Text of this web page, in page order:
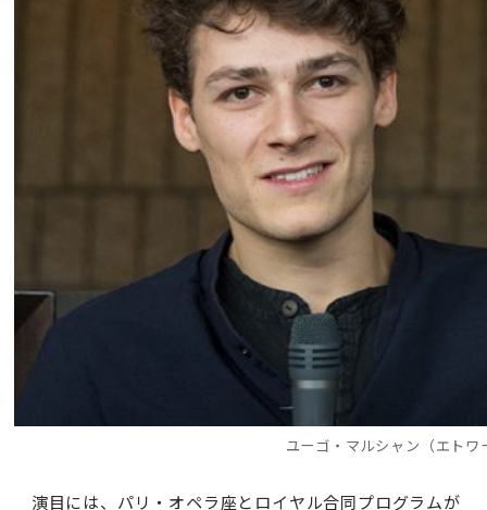
ユーゴ・マルシャン（エトワ
演目には、パリ・オペラ座とロイヤル合同プログラムが